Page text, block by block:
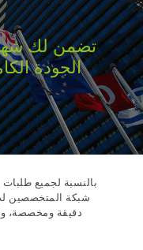
الجودة
بالنسبة لجميع
شبكة المتخصصين
دقيقة ومخصصة،